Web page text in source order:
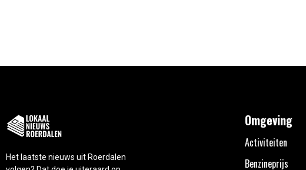
Het laatste nieuws uit Roerdalen
Omgeving
Activiteiten
Benzineprijs